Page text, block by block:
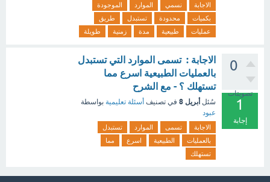
الاجابة نسمي الموارد
الموجودة
بكميات
محدودة تستبدل
طريق
عمليات
طبيعية مدة زمنية طويلة
0
تصويتات
1
إجابة
الاجابة : تسمى الموارد التي تستبدل
بالعمليات الطبيعية اسرع مما
تستهلك ؟ - مع الشرح
سُئل أبريل 8 في تصنيف أسئلة تعليمية بواسطة
عبود
الاجابة تسمى الموارد
تستبدل
بالعمليات
الطبيعية اسرع
مما
تستهلك